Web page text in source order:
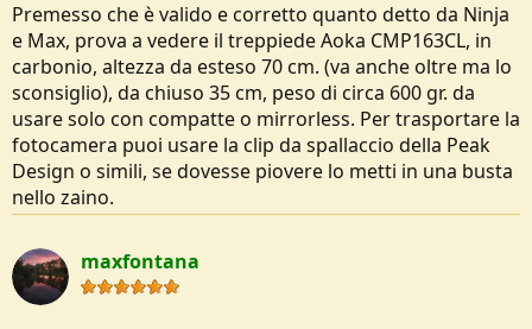
Premesso che è valido e corretto quanto detto da Ninja
e Max, prova a vedere il treppiede Aoka CMP163CL, in
carbonio, altezza da esteso 70 cm. (va anche oltre ma lo
sconsiglio), da chiuso 35 cm, peso di circa 600 gr. da
usare solo con compatte o mirrorless. Per trasportare la
fotocamera puoi usare la clip da spallaccio della Peak
Design o simili, se dovesse piovere lo metti in una busta
nello zaino.
maxfontana